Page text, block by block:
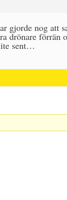
gjorde nog
drönare förrän
sent…